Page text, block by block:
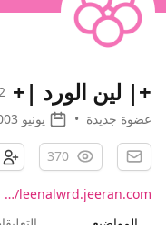
+| لين الورد |+
عضوة جديدة • يونيو 2003
370
leenalwrd.jeeran.com/…